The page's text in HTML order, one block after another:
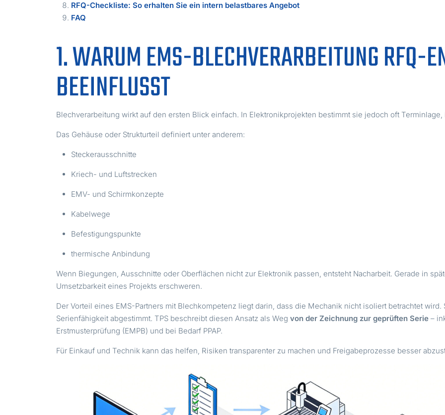
RFQ-Checkliste: So erhalten Sie ein intern belastbares Angebot
FAQ
1. WARUM EMS-BLECHVERARBEITUNG RFQ-
BEEINFLUSST
Blechverarbeitung wirkt auf den ersten Blick einfach. In Elektronikprojekten bestimmt sie jedoch oft
Das Gehäuse oder Strukturteil definiert unter anderem:
Steckerausschnitte
Kriech- und Luftstrecken
EMV- und Schirmkonzepte
Kabelwege
Befestigungspunkte
thermische Anbindung
Wenn Biegungen, Ausschnitte oder Oberflächen nicht zur Elektronik passen, entsteht Nacharbeit. Gerade in
Umsetzbarkeit eines Projekts erschweren.
Der Vorteil eines EMS-Partners mit Blechkompetenz liegt darin, dass die Mechanik nicht isoliert betrachtet
Serienfähigkeit abgestimmt. TPS beschreibt diesen Ansatz als Wegvon der Zeichnung zur geprüften Serie –
Erstmusterprüfung (EMPB) und bei Bedarf PPAP.
Für Einkauf und Technik kann das helfen, Risiken transparenter zu machen und Freigabeprozesse besser